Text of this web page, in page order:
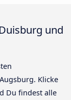
und
Klicke
Du findest alle